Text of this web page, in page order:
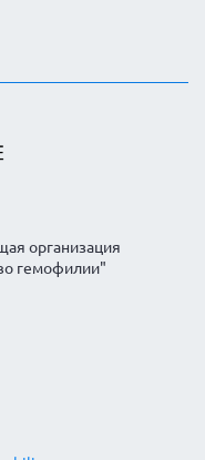
организация
гемофилии"